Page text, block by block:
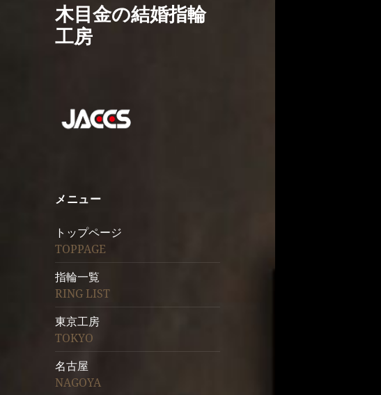
木目金の結婚指輪
工房
メニュー
トップページ
TOPPAGE
指輪一覧
RING LIST
東京工房
TOKYO
名古屋
NAGOYA